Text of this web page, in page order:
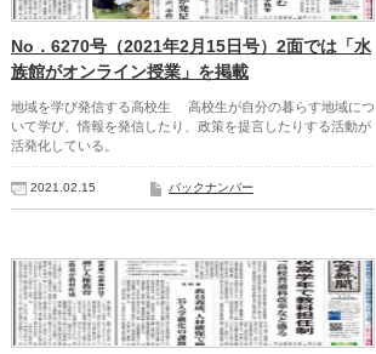
No．6270号（2021年2月15日号）2面では「水
族館がオンライン授業」を掲載
地域を学び発信する高校生 高校生が自分の暮らす地域につ
いて学び、情報を発信したり、政策を提言したりする活動が
活発化している。
2021.02.15 バックナンバー